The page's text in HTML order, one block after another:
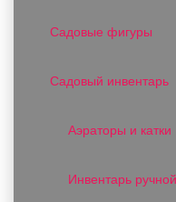
Садовые фигуры
Садовый инвентарь
Аэраторы и катки
Инвентарь ручной